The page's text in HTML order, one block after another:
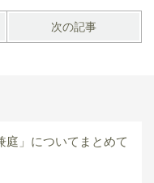
次の記事
庭」についてまとめて